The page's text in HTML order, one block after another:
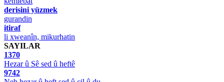
derisini yüzmek
gurandin
itiraf
li xweanîn, mikurhatin
SAYILAR
1370
Hezar û Sê sed û heftê
9742